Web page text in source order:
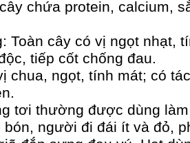
chứa protein, calcium,
Toàn cây có vị ngọt nhạt,
tiếp cốt chống đau.
chua, ngọt, tính mát; có
tơi thường được dùng
người đi đái ít và đỏ,